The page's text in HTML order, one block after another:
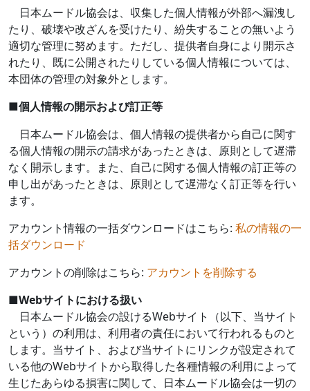
日本ムードル協会は、収集した個人情報が外部へ漏洩し
たり、破壊や改ざんを受けたり、紛失することの無いよう
適切な管理に努めます。ただし、提供者自身により開示さ
れたり、既に公開されたりしている個人情報については、
本団体の管理の対象外とします。
■個人情報の開示および訂正等
日本ムードル協会は、個人情報の提供者から自己に関す
る個人情報の開示の請求があったときは、原則として遅滞
なく開示します。また、自己に関する個人情報の訂正等の
申し出があったときは、原則として遅滞なく訂正等を行い
ます。
アカウント情報の一括ダウンロードはこちら: 私の情報の一
括ダウンロード
アカウントの削除はこちら: アカウントを削除する
■Webサイトにおける扱い
日本ムードル協会の設けるWebサイト（以下、当サイト
という）の利用は、利用者の責任において行われるものと
します。当サイト、および当サイトにリンクが設定されて
いる他のWebサイトから取得した各種情報の利用によって
生じたあらゆる損害に関して、日本ムードル協会は一切の